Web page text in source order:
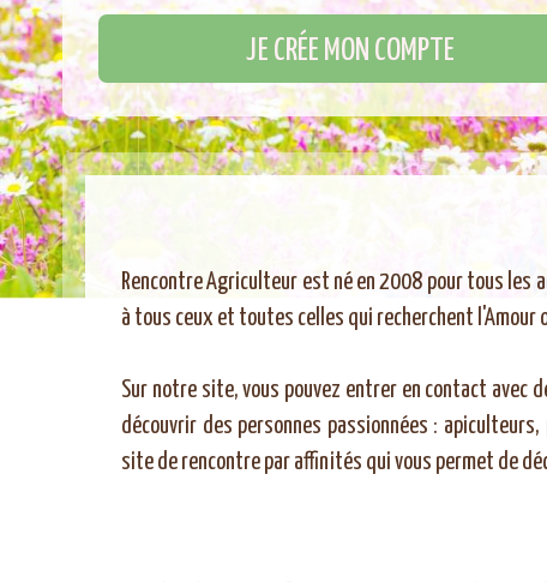
Rencontre Agriculteur est né en 2008 pour tous les
à tous ceux et toutes celles qui recherchent l'Amour
Sur notre site, vous pouvez entrer en contact avec
découvrir des personnes passionnées :
site de rencontre par affinités qui vous permet de